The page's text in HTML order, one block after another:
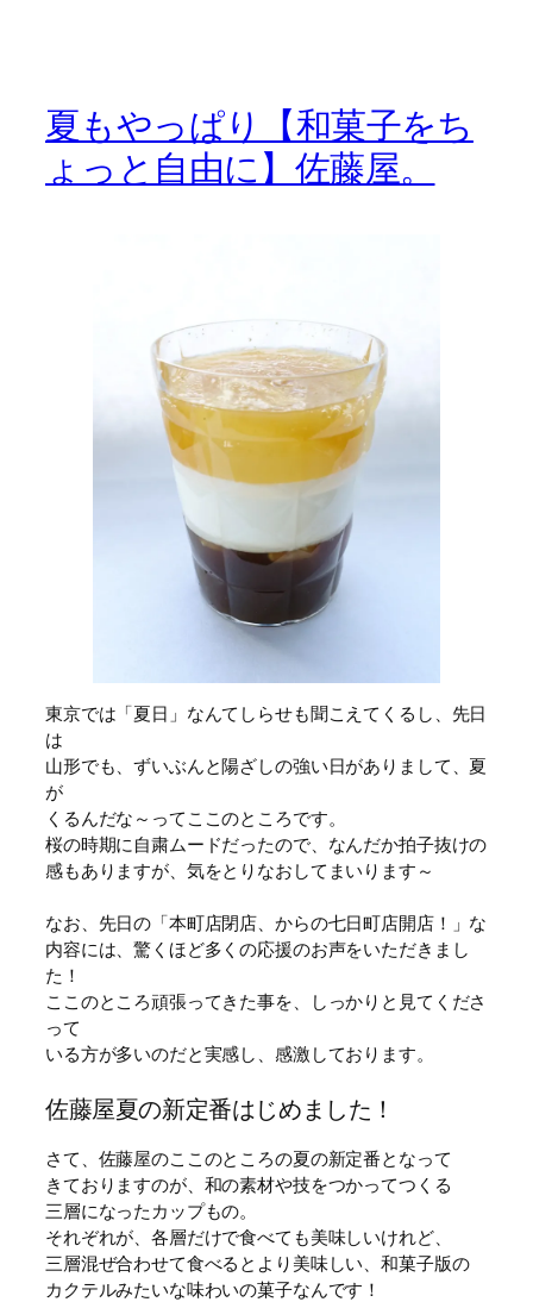
夏もやっぱり【和菓子をち
ょっと自由に】佐藤屋。
東京では「夏日」なんてしらせも聞こえてくるし、先日
は
山形でも、ずいぶんと陽ざしの強い日がありまして、夏
が
くるんだな～ってここのところです。
桜の時期に自粛ムードだったので、なんだか拍子抜けの
感もありますが、気をとりなおしてまいります～
なお、先日の「本町店閉店、からの七日町店開店！」な
内容には、驚くほど多くの応援のお声をいただきまし
た！
ここのところ頑張ってきた事を、しっかりと見てくださ
って
いる方が多いのだと実感し、感激しております。
佐藤屋夏の新定番はじめました！
さて、佐藤屋のここのところの夏の新定番となって
きておりますのが、和の素材や技をつかってつくる
三層になったカップもの。
それぞれが、各層だけで食べても美味しいけれど、
三層混ぜ合わせて食べるとより美味しい、和菓子版の
カクテルみたいな味わいの菓子なんです！